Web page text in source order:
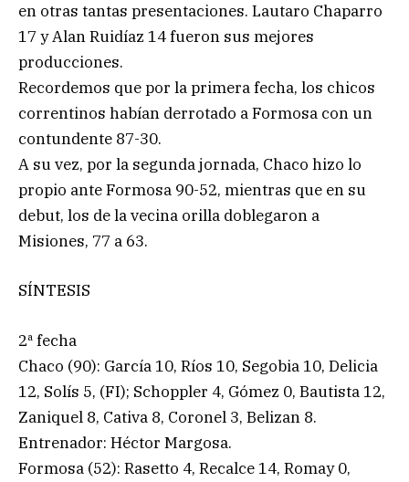
en otras tantas presentaciones. Lautaro Chaparro
17 y Alan Ruidíaz 14 fueron sus mejores
producciones.
Recordemos que por la primera fecha, los chicos
correntinos habían derrotado a Formosa con un
contundente 87-30.
A su vez, por la segunda jornada, Chaco hizo lo
propio ante Formosa 90-52, mientras que en su
debut, los de la vecina orilla doblegaron a
Misiones, 77 a 63.
SÍNTESIS
2ª fecha
Chaco (90): García 10, Ríos 10, Segobia 10, Delicia
12, Solís 5, (FI); Schoppler 4, Gómez 0, Bautista 12,
Zaniquel 8, Cativa 8, Coronel 3, Belizan 8.
Entrenador: Héctor Margosa.
Formosa (52): Rasetto 4, Recalce 14, Romay 0,